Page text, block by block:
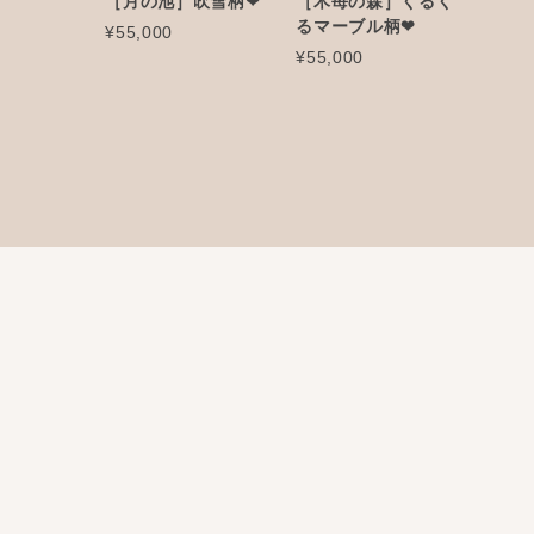
¥55,000
るマーブル柄❤︎
¥55,000